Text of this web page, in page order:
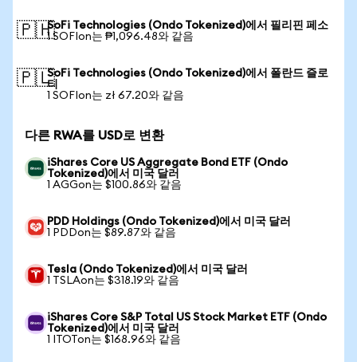
🇵🇭SoFi Technologies (Ondo Tokenized)에서 필리핀 페소
1 SOFIon는 ₱1,096.48와 같음
🇵🇱SoFi Technologies (Ondo Tokenized)에서 폴란드 즐로
티
1 SOFIon는 zł 67.20와 같음
다른 RWA를 USD로 변환
iShares Core US Aggregate Bond ETF (Ondo
Tokenized)에서 미국 달러
1 AGGon는 $100.86와 같음
PDD Holdings (Ondo Tokenized)에서 미국 달러
1 PDDon는 $89.87와 같음
Tesla (Ondo Tokenized)에서 미국 달러
1 TSLAon는 $318.19와 같음
iShares Core S&P Total US Stock Market ETF (Ondo
Tokenized)에서 미국 달러
1 ITOTon는 $168.96와 같음